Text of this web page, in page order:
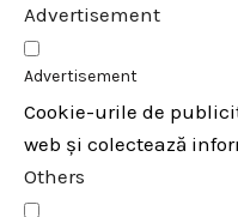
Advertisement
Advertisement
Cookie-urile de
web și colectează
Others